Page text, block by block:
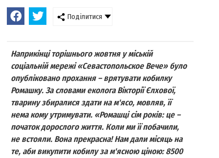
Поділитися
Наприкінці торішнього жовтня у міській
соціальній мережі «Севастопольское Вече» було
опубліковано прохання – врятувати кобилку
Ромашку. За словами еколога Вікторії Єлхової,
тварину збиралися здати на м'ясо, мовляв, її
нема кому утримувати. «Ромашці сім років: це –
початок дорослого життя. Коли ми її побачили,
не встояли. Вона прекрасна! Нам дали місяць на
те, аби викупити кобилу за м'ясною ціною: 8500